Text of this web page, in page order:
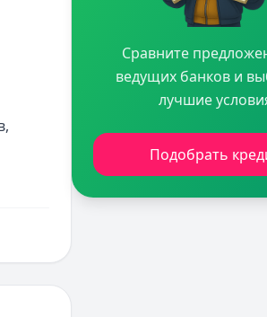
Сравните
ведущих банков и
лучшие
Подобрать